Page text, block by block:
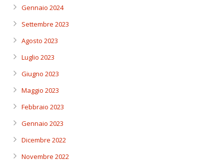
Gennaio 2024
Settembre 2023
Agosto 2023
Luglio 2023
Giugno 2023
Maggio 2023
Febbraio 2023
Gennaio 2023
Dicembre 2022
Novembre 2022